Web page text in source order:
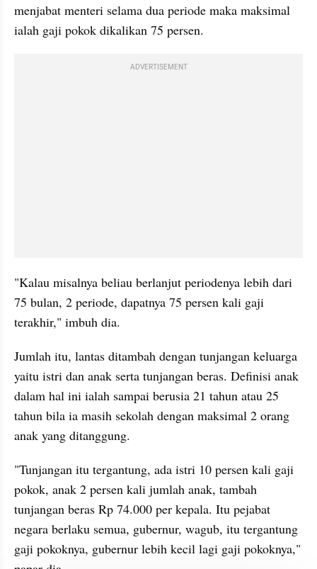
menjabat menteri selama dua periode maka maksimal
ialah gaji pokok dikalikan 75 persen.
ADVERTISEMENT
"Kalau misalnya beliau berlanjut periodenya lebih dari
75 bulan, 2 periode, dapatnya 75 persen kali gaji
terakhir," imbuh dia.
Jumlah itu, lantas ditambah dengan tunjangan keluarga
yaitu istri dan anak serta tunjangan beras. Definisi anak
dalam hal ini ialah sampai berusia 21 tahun atau 25
tahun bila ia masih sekolah dengan maksimal 2 orang
anak yang ditanggung.
"Tunjangan itu tergantung, ada istri 10 persen kali gaji
pokok, anak 2 persen kali jumlah anak, tambah
tunjangan beras Rp 74.000 per kepala. Itu pejabat
negara berlaku semua, gubernur, wagub, itu tergantung
gaji pokoknya, gubernur lebih kecil lagi gaji pokoknya,"